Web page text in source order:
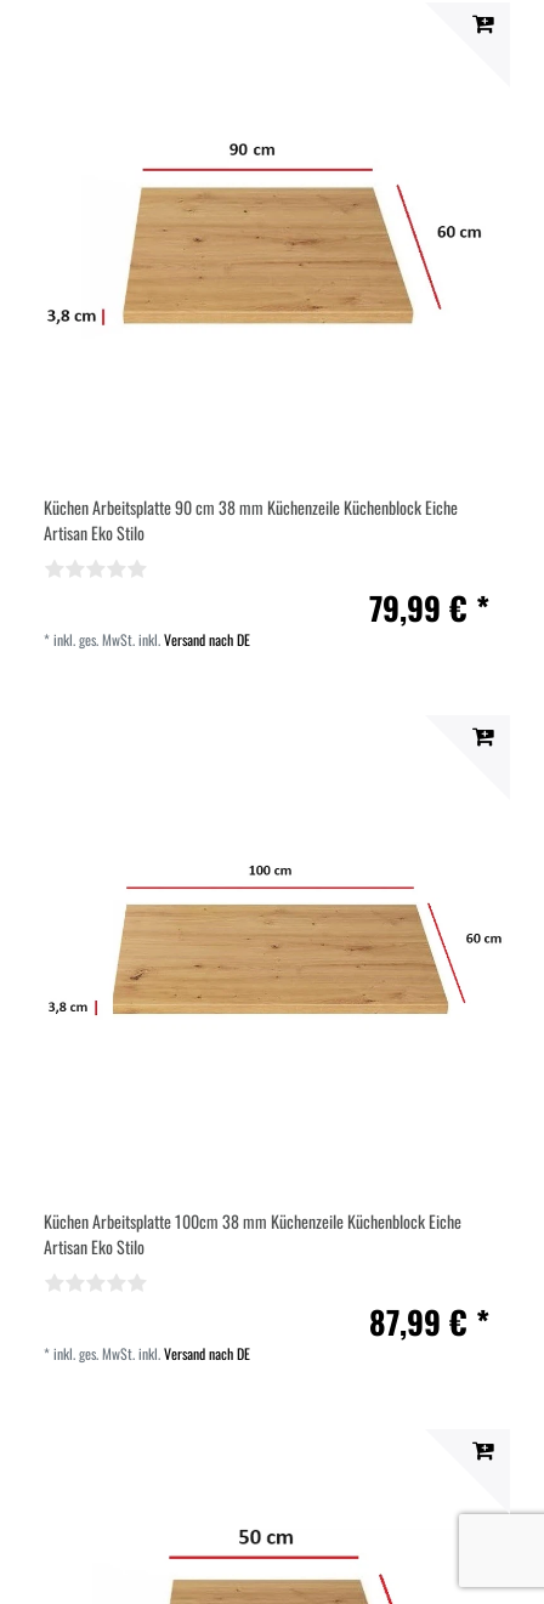
Küchen Arbeitsplatte 90 cm 38 mm Küchenzeile Küchenblock Eiche
Artisan Eko Stilo
79,99 € *
*inkl. ges. MwSt.inkl.Versand nach DE
Küchen Arbeitsplatte 100cm 38 mm Küchenzeile Küchenblock Eiche
Artisan Eko Stilo
87,99 € *
*inkl. ges. MwSt.inkl.Versand nach DE